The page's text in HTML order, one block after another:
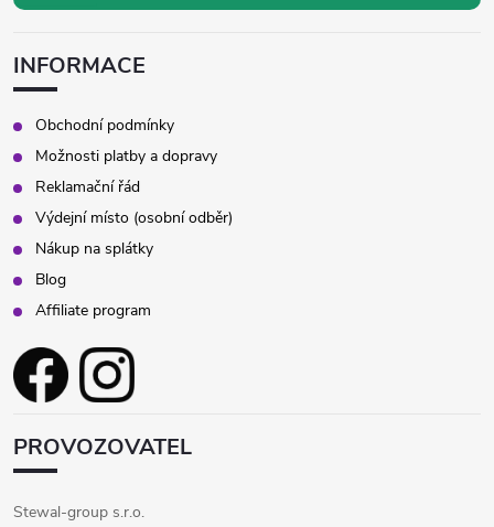
INFORMACE
Obchodní podmínky
Možnosti platby a dopravy
Reklamační řád
Výdejní místo (osobní odběr)
Nákup na splátky
Blog
Affiliate program
PROVOZOVATEL
Stewal-group s.r.o.